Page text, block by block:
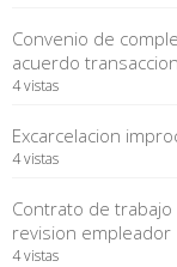
Convenio de
acuerdo
4 vistas
Excarcelacion
4 vistas
Contrato de
revision empleador
4 vistas